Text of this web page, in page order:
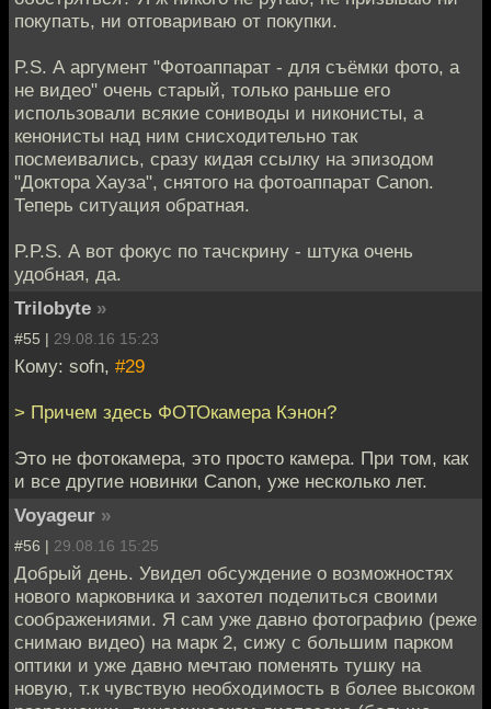
покупать, ни отговариваю от покупки.
P.S. А аргумент "Фотоаппарат - для съёмки фото, а
не видео" очень старый, только раньше его
использовали всякие сониводы и никонисты, а
кенонисты над ним снисходительно так
посмеивались, сразу кидая ссылку на эпизодом
"Доктора Хауза", снятого на фотоаппарат Canon.
Теперь ситуация обратная.
P.P.S. А вот фокус по тачскрину - штука очень
удобная, да.
Trilobyte »
#55 | 29.08.16 15:23
Кому: sofn, #29
> Причем здесь ФОТОкамера Кэнон?
Это не фотокамера, это просто камера. При том, как
и все другие новинки Canon, уже несколько лет.
Voyageur »
#56 | 29.08.16 15:25
Добрый день. Увидел обсуждение о возможностях
нового марковника и захотел поделиться своими
соображениями. Я сам уже давно фотографию (реже
снимаю видео) на марк 2, сижу с большим парком
оптики и уже давно мечтаю поменять тушку на
новую, т.к чувствую необходимость в более высоком